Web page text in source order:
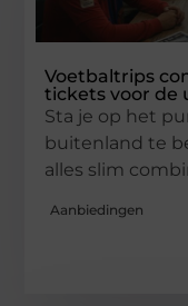
Voetbaltrips
tickets voor de
Sta je op het
buitenland te
alles slim
Aanbiedingen